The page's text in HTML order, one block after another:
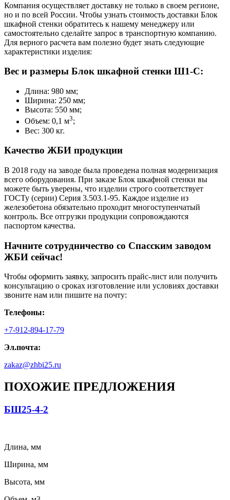
Компания осуществляет доставку не только в своем регионе,
но и по всей России. Чтобы узнать стоимость доставки Блок
шкафной стенки обратитесь к нашему менеджеру или
самостоятельно сделайте запрос в транспортную компанию.
Для верного расчета вам полезно будет знать следующие
характеристики изделия:
Вес и размеры Блок шкафной стенки Ш1-С:
Длина: 980 мм;
Ширина: 250 мм;
Высота: 550 мм;
Объем: 0,1 м3;
Вес: 300 кг.
Качество ЖБИ продукции
В 2018 году на заводе была проведена полная модернизация
всего оборудования. При заказе Блок шкафной стенки вы
можете быть уверены, что изделии строго соответствует
ГОСТу (серии) Серия 3.503.1-95. Каждое изделие из
железобетона обязательно проходит многоступенчатый
контроль. Все отгрузки продукции сопровождаются
паспортом качества.
Начните сотрудничество со Cпасским заводом
ЖБИ сейчас!
Чтобы оформить заявку, запросить прайс-лист или получить
консультацию о сроках изготовление или условиях доставки
звоните нам или пишите на почту:
Телефоны:
+7-912-894-17-79
Эл.почта:
zakaz@zhbi25.ru
ПОХОЖИЕ ПРЕДЛОЖЕНИЯ
БШ25-4-2
Длина, мм
Ширина, мм
Высота, мм